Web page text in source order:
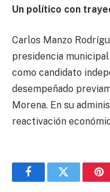
Un político con
Carlos Manzo
presidencia
como candidato
desempeñado
Morena. En su
reactivación
FacebookTwitter